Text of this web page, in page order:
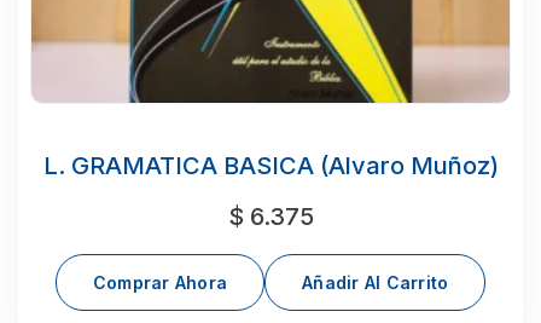
L. GRAMATICA BASICA (Alvaro Muñoz)
$ 6.375
Comprar Ahora Añadir Al Carrito